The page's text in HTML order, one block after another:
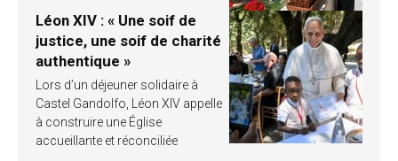
Léon XIV : « Une soif de
justice, une soif de charité
authentique »
Lors d’un déjeuner solidaire à
Castel Gandolfo, Léon XIV appelle
à construire une Église
accueillante et réconciliée